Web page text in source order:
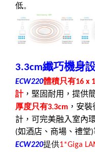
低。
3.3cm纖巧機身
ECW220體積只有16 x
計，堅固耐用，提供
厚度只有3.3cm ，安
計，可完美融入室內
(如酒店、商場、禮堂)
ECW220提供1*Giga